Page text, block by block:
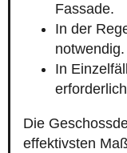
Fassade.
In der
notwendig.
In
Die
effektivsten